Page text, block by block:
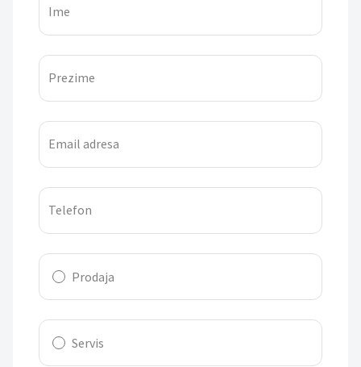
Ime
Prezime
Email adresa
Telefon
Prodaja
Servis